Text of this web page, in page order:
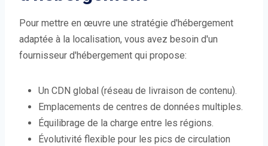
Pour mettre en œuvre une stratégie d'hébergement
adaptée à la localisation, vous avez besoin d'un
fournisseur d'hébergement qui propose:
Un CDN global (réseau de livraison de contenu).
Emplacements de centres de données multiples.
Équilibrage de la charge entre les régions.
Évolutivité flexible pour les pics de circulation